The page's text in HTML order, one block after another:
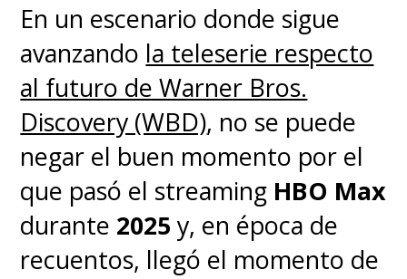
de Oswald Cobblepot en el
siguiente capítulo de la saga de
The Batman. De cara a la
presencia que tendrá la serie en
laComic-Con de San Diego , se
reveló un afiche actualizado con
el selloHBO Original.
En un escenario donde sigue
avanzando la teleserie respecto
al futuro de Warner Bros.
Discovery (WBD), no se puede
negar el buen momento por el
que pasó el streaming HBO Max
durante 2025 y, en época de
recuentos, llegó el momento de